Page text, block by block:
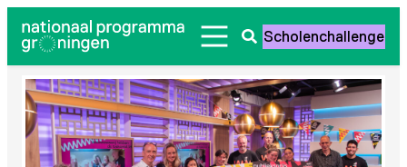
naar
de
inhoud
Zoeken
openen
Scholenchallenge